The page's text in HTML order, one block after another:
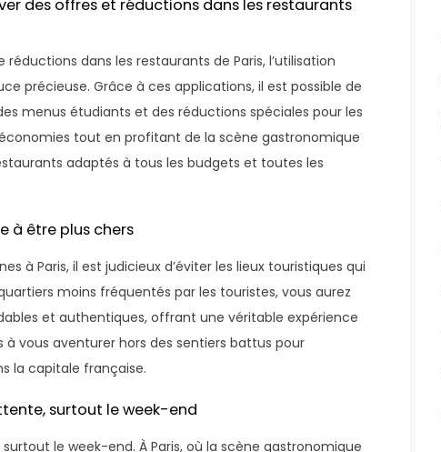
des offres et réductions dans les restaurants
dans les restaurants de Paris, l’utilisation
précieuse. Grâce à ces applications, il est possible de
menus étudiants et des réductions spéciales pour les
tout en profitant de la scène gastronomique
adaptés à tous les budgets et toutes les
à être plus chers
à Paris, il est judicieux d’éviter les lieux touristiques qui
moins fréquentés par les touristes, vous aurez
et authentiques, offrant une véritable expérience
à vous aventurer hors des sentiers battus pour
la capitale française.
surtout le week-end
le week-end. À Paris, où la scène gastronomique